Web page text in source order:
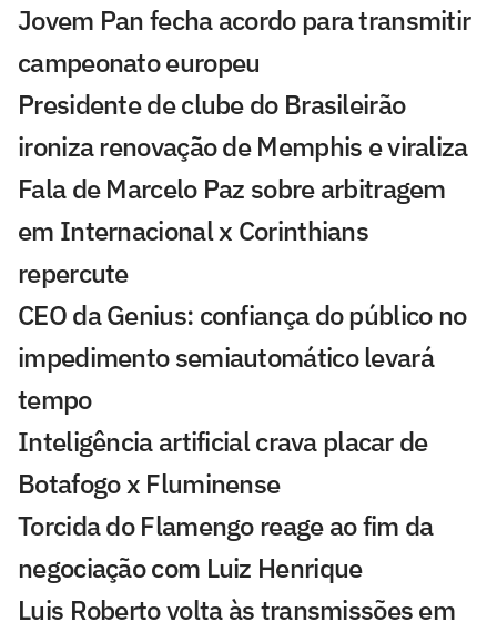
Jovem Pan fecha acordo para transmitir
campeonato europeu
Presidente de clube do Brasileirão
ironiza renovação de Memphis e viraliza
Fala de Marcelo Paz sobre arbitragem
em Internacional x Corinthians
repercute
CEO da Genius: confiança do público no
impedimento semiautomático levará
tempo
Inteligência artificial crava placar de
Botafogo x Fluminense
Torcida do Flamengo reage ao fim da
negociação com Luiz Henrique
Luis Roberto volta às transmissões em